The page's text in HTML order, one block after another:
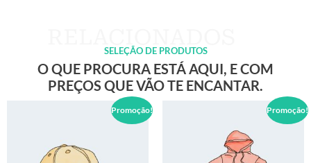
SELEÇÃO DE PRODUTOS
O QUE PROCURA ESTÁ AQUI, E COM
PREÇOS QUE VÃO TE ENCANTAR.
Promoção! Promoção!